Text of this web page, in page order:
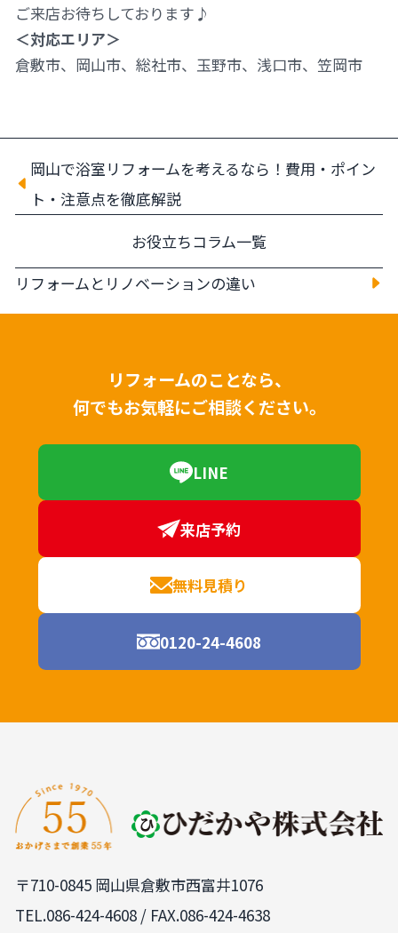
ご来店お待ちしております♪
＜対応エリア＞
倉敷市、岡山市、総社市、玉野市、浅口市、笠岡市
岡山で浴室リフォームを考えるなら！費用・ポイン
ト・注意点を徹底解説
お役立ちコラム一覧
リフォームとリノベーションの違い
リフォームのことなら、
何でもお気軽にご相談ください。
LINE
来店予約
無料見積り
0120-24-4608
〒710-0845 岡山県倉敷市西富井1076
TEL.086-424-4608 / FAX.086-424-4638